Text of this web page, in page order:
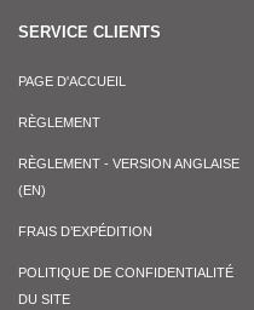
SERVICE CLIENTS
PAGE D'ACCUEIL
RÈGLEMENT
RÈGLEMENT - VERSION ANGLAISE
(EN)
FRAIS D’EXPÉDITION
POLITIQUE DE CONFIDENTIALITÉ
DU SITE